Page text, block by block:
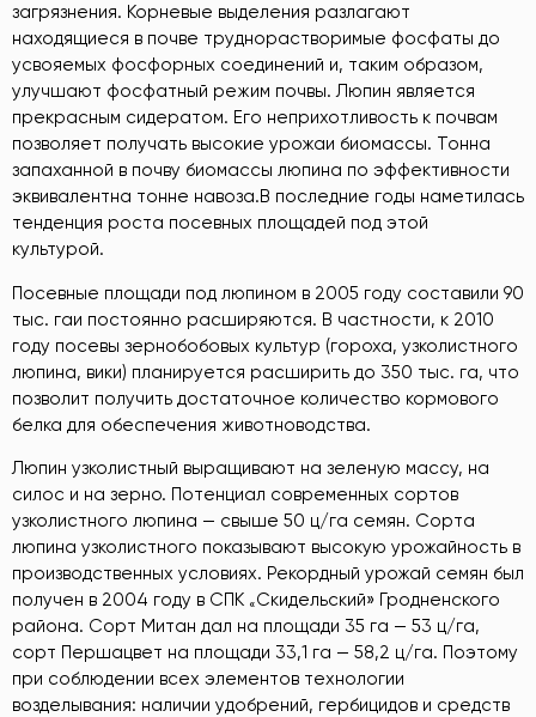
загрязнения. Корневые выделения разлагают
находящиеся в почве труднорастворимые фосфаты до
усвояемых фосфорных соединений и, таким образом,
улучшают фосфатный режим почвы. Люпин является
прекрасным сидератом. Его неприхотливость к почвам
позволяет получать высокие урожаи биомассы. Тонна
запаханной в почву биомассы люпина по эффективности
эквивалентна тонне навоза.В последние годы наметилась
тенденция роста посевных площадей под этой
культурой.
Посевные площади под люпином в 2005 году составили 90
тыс. гаи постоянно расширяются. В частности, к 2010
году посевы зернобобовых культур (гороха, узколистного
люпина, вики) планируется расширить до 350 тыс. га, что
позволит получить достаточное количество кормового
белка для обеспечения животноводства.
Люпин узколистный выращивают на зеленую массу, на
силос и на зерно. Потенциал современных сортов
узколистного люпина — свыше 50 ц/га семян. Сорта
люпина узколистного показывают высокую урожайность в
производственных условиях. Рекордный урожай семян был
получен в 2004 году в СПК «Скидельский» Гродненского
района. Сорт Митан дал на площади 35 га — 53 ц/га,
сорт Першацвет на площади 33,1 га — 58,2 ц/га. Поэтому
при соблюдении всех элементов технологии
возделывания: наличии удобрений, гербицидов и средств